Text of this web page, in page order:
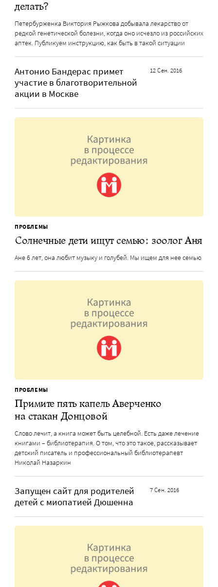
делать?
Петербурженка Виктория Рыжкова добывала лекарство от
редкой генетической болезни, когда оно исчезло из российских
аптек. Публикуем инструкцию, как быть в такой ситуации
Антонио Бандерас примет
участие в благотворительной
акции в Москве
12 Сен. 2016
ПРОБЛЕМЫ
Солнечные дети ищут семью: зоолог Аня
Ане 6 лет, она любит музыку и голубей. Мы ищем для нее семью
ПРОБЛЕМЫ
Примите пять капель Аверченко
на стакан Донцовой
Слово лечит, а книга может быть целебной. Есть даже лечение
книгами – библиотерапия. О том, что это такое, рассказывает
детский писатель и профессиональный библиотерапевт
Николай Назаркин
Запущен сайт для родителей
детей с миопатией Дюшенна
7 Сен. 2016